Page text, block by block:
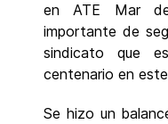
en ATE Mar
importante de
sindicato que
centenario en
Se hizo un